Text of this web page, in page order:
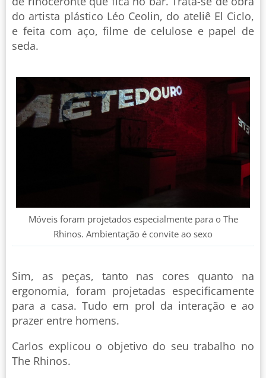
do artista plástico Léo Ceolin, do ateliê El Ciclo,
e feita com aço, filme de celulose e papel de
seda.
Móveis foram projetados especialmente para o The
Rhinos. Ambientação é convite ao sexo
Sim, as peças, tanto nas cores quanto na
ergonomia, foram projetadas especificamente
para a casa. Tudo em prol da interação e ao
prazer entre homens.
Carlos explicou o objetivo do seu trabalho no
The Rhinos.